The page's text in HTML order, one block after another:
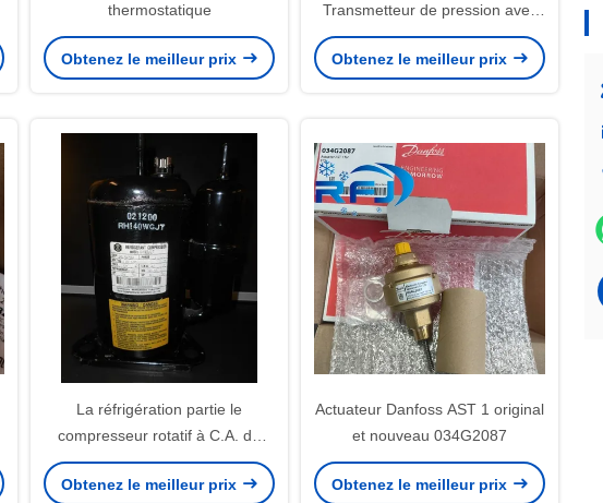
thermostatique
Obtenez le meilleur prix
Transmetteur de pression avec
0,157 kg de poids net, matières
premières traçables et options de
Obtenez le meilleur prix
La réfrigération partie le
compresseur rotatif à C.A. de
Mitsubishi RS232 1.5HP
Obtenez le meilleur prix
Actuateur Danfoss AST 1 original
et nouveau 034G2087
Obtenez le meilleur prix